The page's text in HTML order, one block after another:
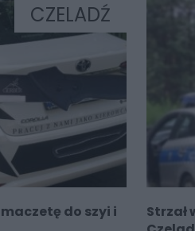
CZELADŹ
do szyi i
Strzał